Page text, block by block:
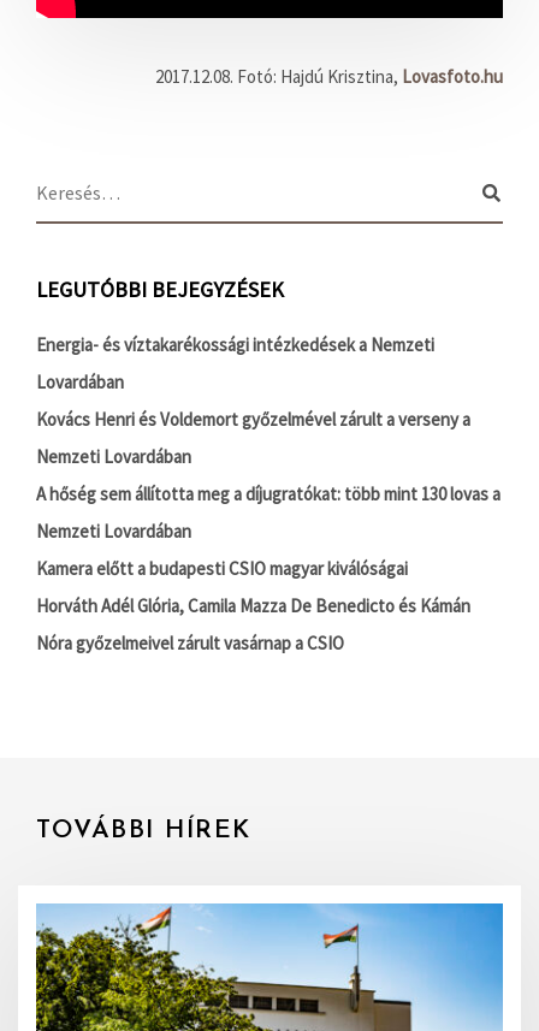
2017.12.08. Fotó: Hajdú Krisztina, Lovasfoto.hu
LEGUTÓBBI BEJEGYZÉSEK
Energia- és víztakarékossági intézkedések a Nemzeti
Lovardában
Kovács Henri és Voldemort győzelmével zárult a verseny a
Nemzeti Lovardában
A hőség sem állította meg a díjugratókat: több mint 130 lovas a
Nemzeti Lovardában
Kamera előtt a budapesti CSIO magyar kiválóságai
Horváth Adél Glória, Camila Mazza De Benedicto és Kámán
Nóra győzelmeivel zárult vasárnap a CSIO
TOVÁBBI HÍREK